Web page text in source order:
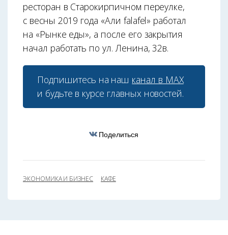
ресторан в Старокирпичном переулке,
с весны 2019 года «Али falafel» работал
на «Рынке еды», а после его закрытия
начал работать по ул. Ленина, 32в.
Подпишитесь на наш канал в МАХ
и будьте в курсе главных новостей.
Поделиться
ЭКОНОМИКА И БИЗНЕС КАФЕ